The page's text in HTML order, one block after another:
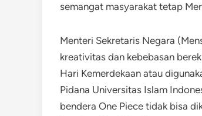
semangat masyarakat tetap
Menteri Sekretaris Negara
kreativitas dan kebebasan
Hari Kemerdekaan atau
Pidana Universitas Islam
bendera One Piece tidak bisa